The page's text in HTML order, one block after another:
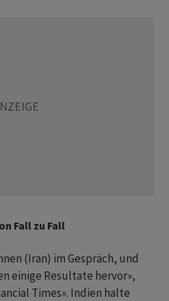
Fall zu Fall
(Iran) im Gespräch, und
einige Resultate hervor»,
Times». Indien halte